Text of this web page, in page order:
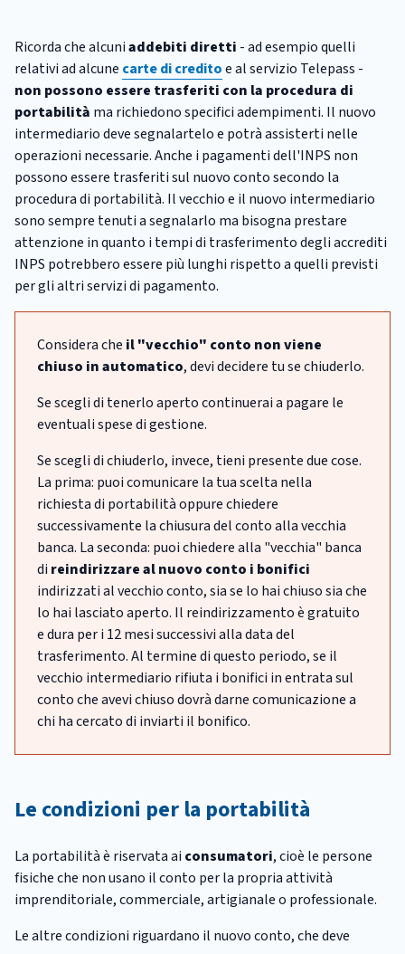
Ricorda che alcuniaddebiti diretti - ad esempio quelli
relativi ad alcune carte di creditoe al servizio Telepass -
non possono essere trasferiti con la procedura di
portabilità ma richiedono specifici adempimenti. Il nuovo
intermediario deve segnalartelo e potrà assisterti nelle
operazioni necessarie. Anche i pagamenti dell'INPS non
possono essere trasferiti sul nuovo conto secondo la
procedura di portabilità. Il vecchio e il nuovo intermediario
sono sempre tenuti a segnalarlo ma bisogna prestare
attenzione in quanto i tempi di trasferimento degli accrediti
INPS potrebbero essere più lunghi rispetto a quelli previsti
per gli altri servizi di pagamento.
Considera che il "vecchio" conto non viene
chiuso in automatico, devi decidere tu se chiuderlo.
Se scegli di tenerlo aperto continuerai a pagare le
eventuali spese di gestione.
Se scegli di chiuderlo, invece, tieni presente due cose.
La prima: puoi comunicare la tua scelta nella
richiesta di portabilità oppure chiedere
successivamente la chiusura del conto alla vecchia
banca. La seconda: puoi chiedere alla "vecchia" banca
di reindirizzare al nuovo conto i bonifici
indirizzati al vecchio conto, sia se lo hai chiuso sia che
lo hai lasciato aperto. Il reindirizzamento è gratuito
e dura per i 12 mesi successivi alla data del
trasferimento. Al termine di questo periodo, se il
vecchio intermediario rifiuta i bonifici in entrata sul
conto che avevi chiuso dovrà darne comunicazione a
chi ha cercato di inviarti il bonifico.
Le condizioni per la portabilità
La portabilità è riservata ai consumatori, cioè le persone
fisiche che non usano il conto per la propria attività
imprenditoriale, commerciale, artigianale o professionale.
Le altre condizioni riguardano il nuovo conto, che deve